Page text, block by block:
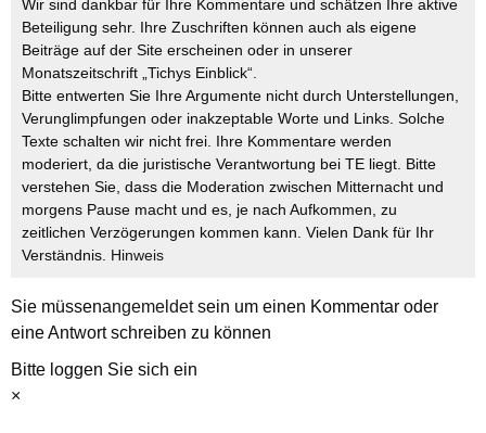
Wir sind dankbar für Ihre Kommentare und schätzen Ihre aktive
Beteiligung sehr. Ihre Zuschriften können auch als eigene
Beiträge auf der Site erscheinen oder in unserer
Monatszeitschrift „Tichys Einblick“.
Bitte entwerten Sie Ihre Argumente nicht durch Unterstellungen,
Verunglimpfungen oder inakzeptable Worte und Links. Solche
Texte schalten wir nicht frei. Ihre Kommentare werden
moderiert, da die juristische Verantwortung bei TE liegt. Bitte
verstehen Sie, dass die Moderation zwischen Mitternacht und
morgens Pause macht und es, je nach Aufkommen, zu
zeitlichen Verzögerungen kommen kann. Vielen Dank für Ihr
Verständnis. Hinweis
Sie müssenangemeldetsein um einen Kommentar oder
eine Antwort schreiben zu können
Bitte loggen Sie sich ein
×